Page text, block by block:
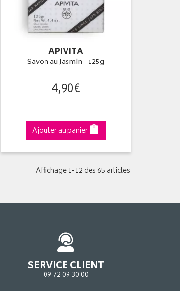
APIVITA
Savon au Jasmin - 125g
4,90€
Ajouter au panier
Affichage 1-12 des 65 articles
SERVICE CLIENT
09 72 09 30 00